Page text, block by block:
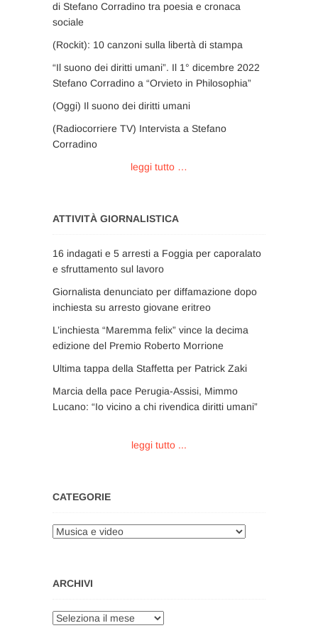
di Stefano Corradino tra poesia e cronaca
sociale
(Rockit): 10 canzoni sulla libertà di stampa
“Il suono dei diritti umani”. Il 1° dicembre 2022
Stefano Corradino a “Orvieto in Philosophia”
(Oggi) Il suono dei diritti umani
(Radiocorriere TV) Intervista a Stefano
Corradino
leggi tutto …
ATTIVITÀ GIORNALISTICA
16 indagati e 5 arresti a Foggia per caporalato
e sfruttamento sul lavoro
Giornalista denunciato per diffamazione dopo
inchiesta su arresto giovane eritreo
L’inchiesta “Maremma felix” vince la decima
edizione del Premio Roberto Morrione
Ultima tappa della Staffetta per Patrick Zaki
Marcia della pace Perugia-Assisi, Mimmo
Lucano: “Io vicino a chi rivendica diritti umani”
leggi tutto ...
CATEGORIE
Categorie
ARCHIVI
Archivi